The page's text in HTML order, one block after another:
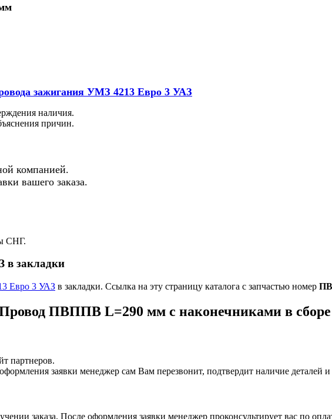
зажигания УМЗ 4213 Евро 3 УАЗ
наличия.
причин.
компанией.
вашего заказа.
СНГ.
в закладки
Евро 3 УАЗ в закладки. Ссылка на эту страницу каталога с запчастью номер
ПВППВ L=290 мм с наконечниками в сборе
партнеров.
заявки менеджер сам Вам перезвонит, подтвердит наличие деталей и
заказа. После оформления заявки менеджер проконсультирует вас по